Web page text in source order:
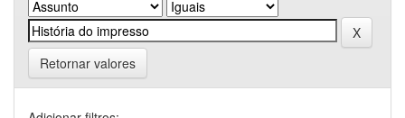
Retornar valores